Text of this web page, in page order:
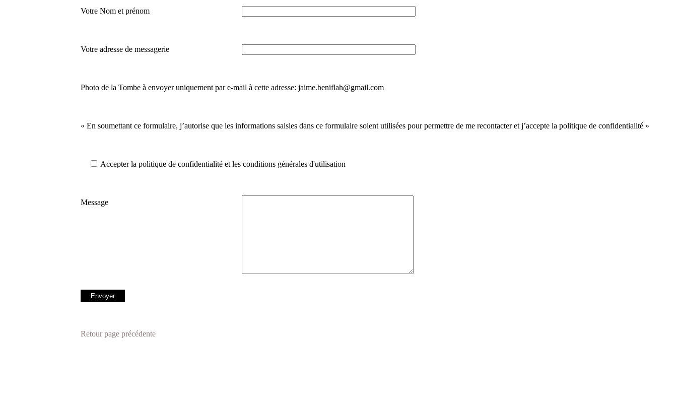
Votre Nom et prénom
Votre adresse de messagerie
Photo de la Tombe à envoyer uniquement par e-mail à cette adresse: jaime.beniflah@gmail.com
« En soumettant ce formulaire, j’autorise que les informations saisies dans ce formulaire soient utilisées pour permettre de me recontacter et j’accepte la politique de confidentialité »
Accepter la politique de confidentialité et les conditions générales d'utilisation
Message
Retour page précédente